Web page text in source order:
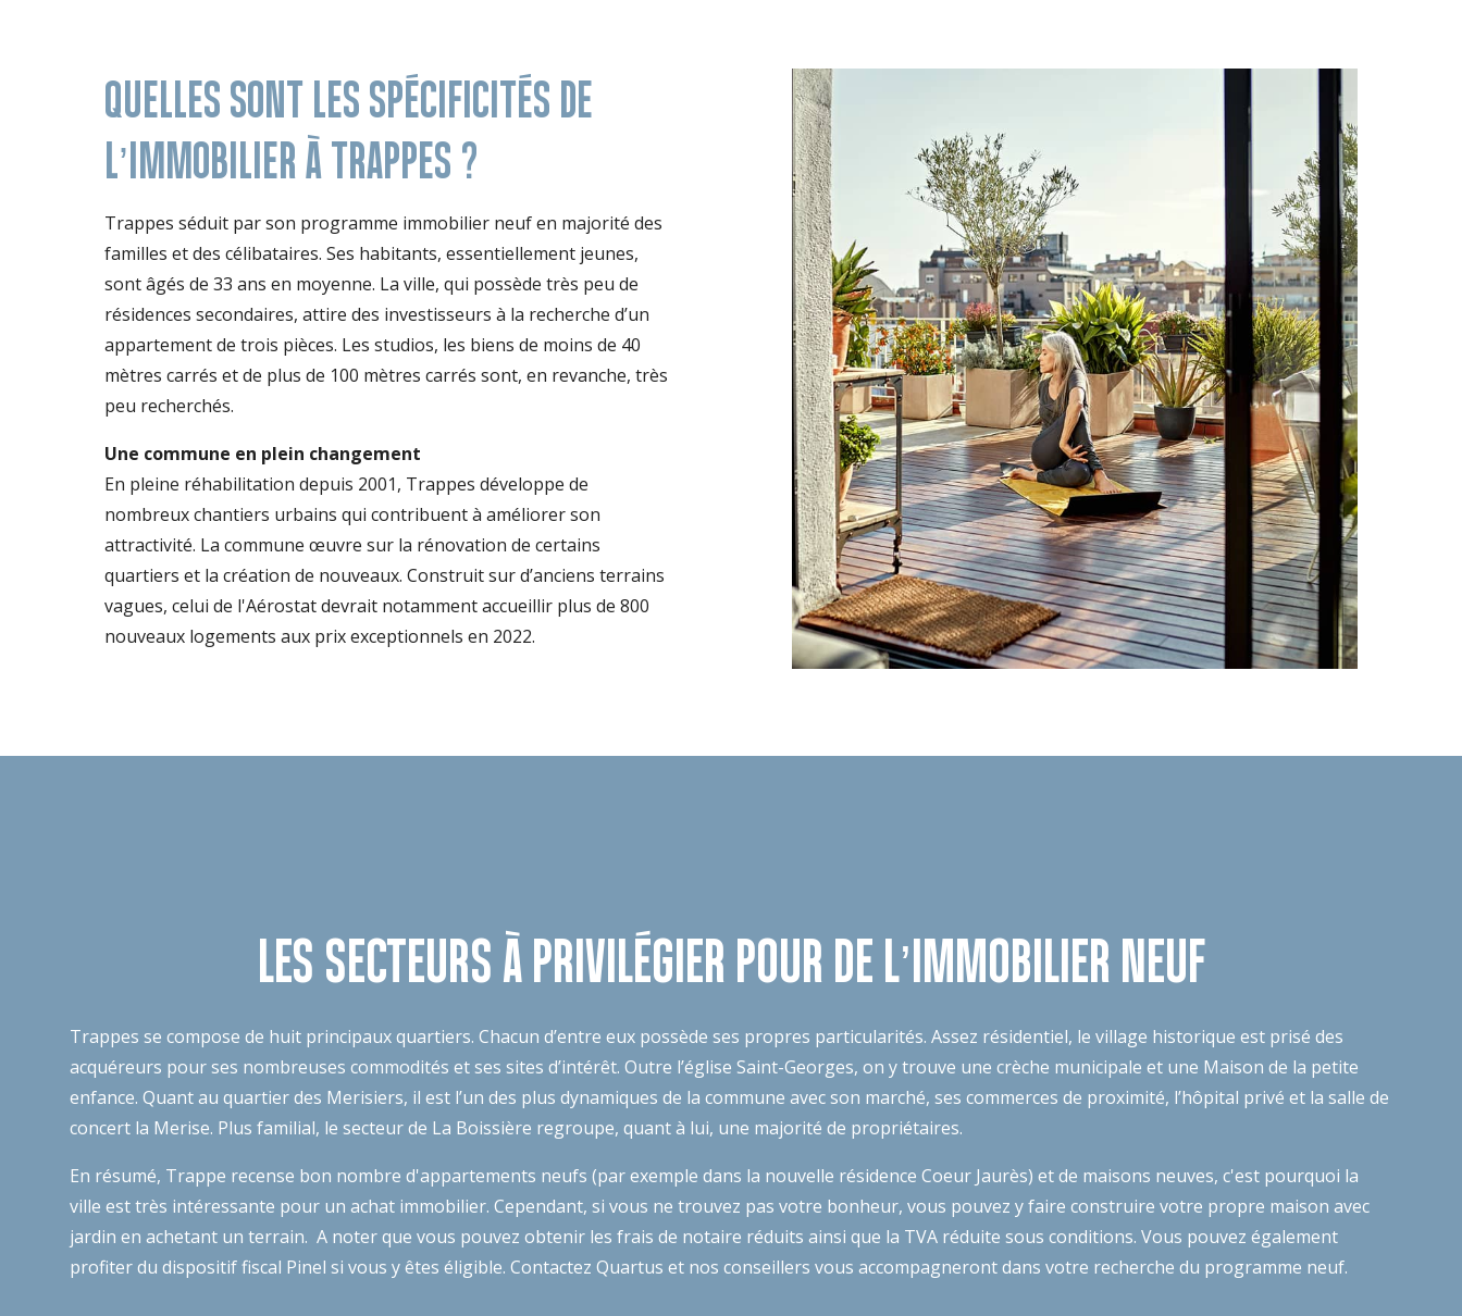
QUELLES SONT LES SPÉCIFICITÉS DE
L’IMMOBILIER À TRAPPES ?
Trappes séduit par son programme immobilier neuf en majorité des
familles et des célibataires. Ses habitants, essentiellement jeunes,
sont âgés de 33 ans en moyenne. La ville, qui possède très peu de
résidences secondaires, attire des investisseurs à la recherche d’un
appartement de trois pièces. Les studios, les biens de moins de 40
mètres carrés et de plus de 100 mètres carrés sont, en revanche, très
peu recherchés.
Une commune en plein changement
En pleine réhabilitation depuis 2001, Trappes développe de
nombreux chantiers urbains qui contribuent à améliorer son
attractivité. La commune œuvre sur la rénovation de certains
quartiers et la création de nouveaux. Construit sur d’anciens terrains
vagues, celui de l'Aérostat devrait notamment accueillir plus de 800
nouveaux logements aux prix exceptionnels en 2022.
LES SECTEURS À PRIVILÉGIER POUR DE L’IMMOBILIER NEUF
Trappes se compose de huit principaux quartiers. Chacun d’entre eux possède ses propres particularités. Assez résidentiel, le village historique est prisé des
acquéreurs pour ses nombreuses commodités et ses sites d’intérêt. Outre l’église Saint-Georges, on y trouve une crèche municipale et une Maison de la petite
enfance. Quant au quartier des Merisiers, il est l’un des plus dynamiques de la commune avec son marché, ses commerces de proximité, l’hôpital privé et la salle de
concert la Merise. Plus familial, le secteur de La Boissière regroupe, quant à lui, une majorité de propriétaires.
En résumé, Trappe recense bon nombre d'appartements neufs (par exemple dans la nouvelle résidence Coeur Jaurès) et de maisons neuves, c'est pourquoi la
ville est très intéressante pour un achat immobilier. Cependant, si vous ne trouvez pas votre bonheur, vous pouvez y faire construire votre propre maison avec
jardin en achetant un terrain. A noter que vous pouvez obtenir les frais de notaire réduits ainsi que la TVA réduite sous conditions. Vous pouvez également
profiter du dispositif fiscal Pinel si vous y êtes éligible. Contactez Quartus et nos conseillers vous accompagneront dans votre recherche du programme neuf.